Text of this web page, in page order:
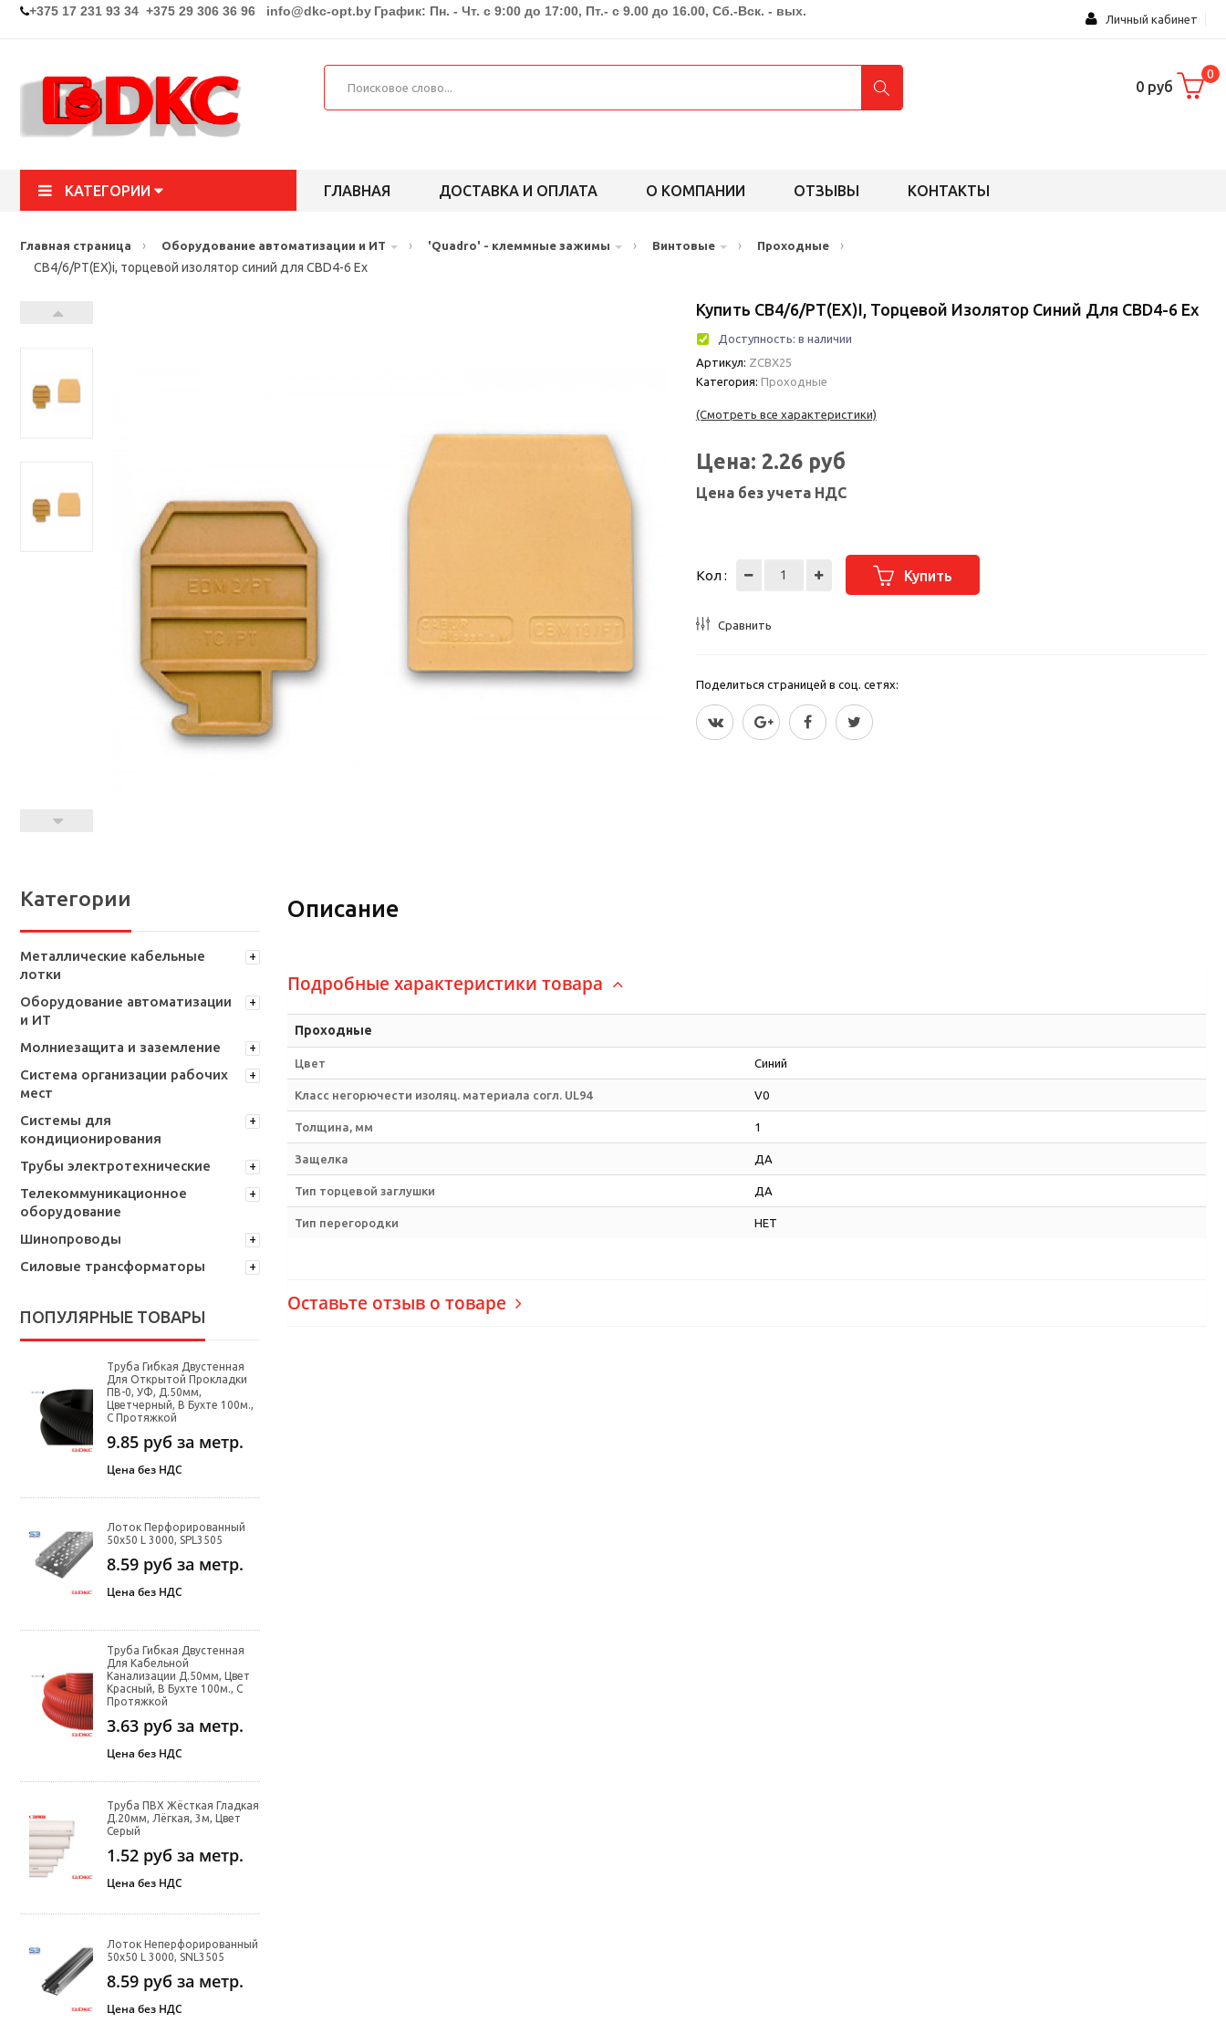
+375 17 231 93 34 +375 29 306 36 96 info@dkc-opt.by График: Пн. - Чт. с 9:00 до 17:00, Пт.- с 9.00 до 16.00, Сб.-Вск. - вых.
Личный кабинет
0 руб
0
КАТЕГОРИИ ГЛАВНАЯ ДОСТАВКА И ОПЛАТА О КОМПАНИИ ОТЗЫВЫ КОНТАКТЫ
Главная страница › Оборудование автоматизации и ИТ › 'Quadro' - клеммные зажимы › Винтовые › Проходные
›
CB4/6/PT(EX)i, торцевой изолятор синий для СВD4-6 Ех
Купить CB4/6/PT(EX)i, Торцевой Изолятор Синий Для СВD4-6 Ех
Доступность: в наличии
Артикул: ZCBX25
Категория: Проходные
(Смотреть все характеристики)
Цена: 2.26 руб
Цена без учета НДС
Кол : Купить
Сравнить
Поделиться страницей в соц. сетях:
Категории
Металлические кабельные
лотки
Оборудование автоматизации
и ИТ
Молниезащита и заземление
Система организации рабочих
мест
Системы для
кондиционирования
Трубы электротехнические
Телекоммуникационное
оборудование
Шинопроводы
Силовые трансформаторы
ПОПУЛЯРНЫЕ ТОВАРЫ
Труба Гибкая Двустенная
Для Открытой Прокладки
ПВ-0, УФ, Д.50мм,
Цветчерный, В Бухте 100м.,
С Протяжкой
9.85 руб за метр.
Цена без НДС
Лоток Перфорированный
50х50 L 3000, SPL3505
8.59 руб за метр.
Цена без НДС
Труба Гибкая Двустенная
Для Кабельной
Канализации Д.50мм, Цвет
Красный, В Бухте 100м., С
Протяжкой
3.63 руб за метр.
Цена без НДС
Труба ПВХ Жёсткая Гладкая
Д.20мм, Лёгкая, 3м, Цвет
Серый
1.52 руб за метр.
Цена без НДС
Лоток Неперфорированный
50х50 L 3000, SNL3505
8.59 руб за метр.
Цена без НДС
Описание
Подробные характеристики товара
Проходные
Цвет Синий
Класс негорючести изоляц. материала согл. UL94 V0
Толщина, мм 1
Защелка ДА
Тип торцевой заглушки ДА
Тип перегородки НЕТ
Оставьте отзыв о товаре